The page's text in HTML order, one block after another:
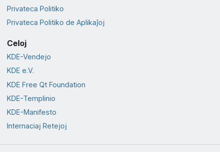
Privateca Politiko
Privateca Politiko de Aplikaĵoj
Celoj
KDE-Vendejo
KDE e.V.
KDE Free Qt Foundation
KDE-Templinio
KDE-Manifesto
Internaciaj Retejoj